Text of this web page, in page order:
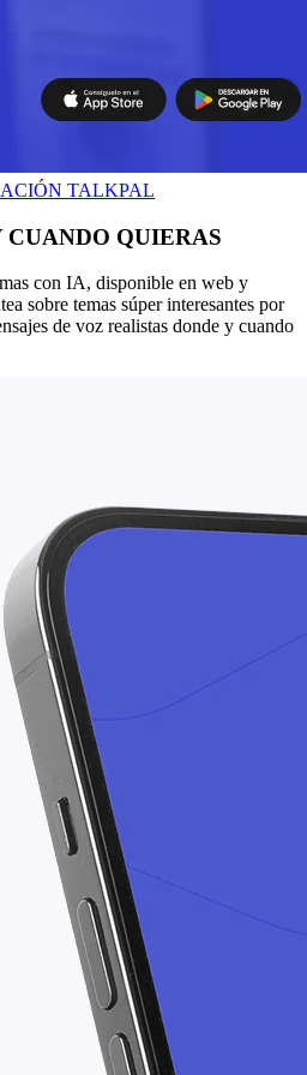
TALKPAL
CUANDO QUIERAS
con IA, disponible en web y
sobre temas súper interesantes por
de voz realistas donde y cuando